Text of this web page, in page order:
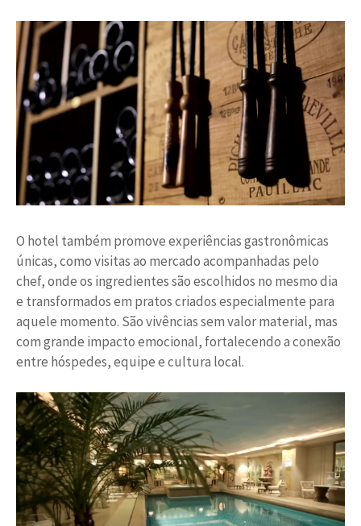
O hotel também promove experiências gastronômicas
únicas, como visitas ao mercado acompanhadas pelo
chef, onde os ingredientes são escolhidos no mesmo dia
e transformados em pratos criados especialmente para
aquele momento. São vivências sem valor material, mas
com grande impacto emocional, fortalecendo a conexão
entre hóspedes, equipe e cultura local.